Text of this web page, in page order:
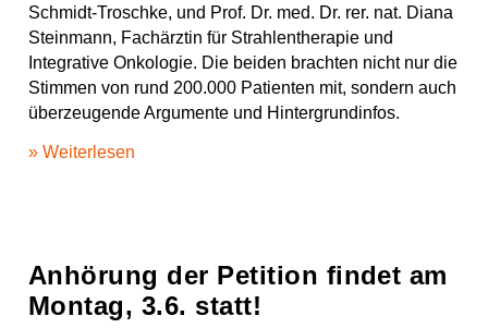
Schmidt-Troschke, und Prof. Dr. med. Dr. rer. nat. Diana
Steinmann, Fachärztin für Strahlentherapie und
Integrative Onkologie. Die beiden brachten nicht nur die
Stimmen von rund 200.000 Patienten mit, sondern auch
überzeugende Argumente und Hintergrundinfos.
» Weiterlesen
Anhörung der Petition findet am
Montag, 3.6. statt!